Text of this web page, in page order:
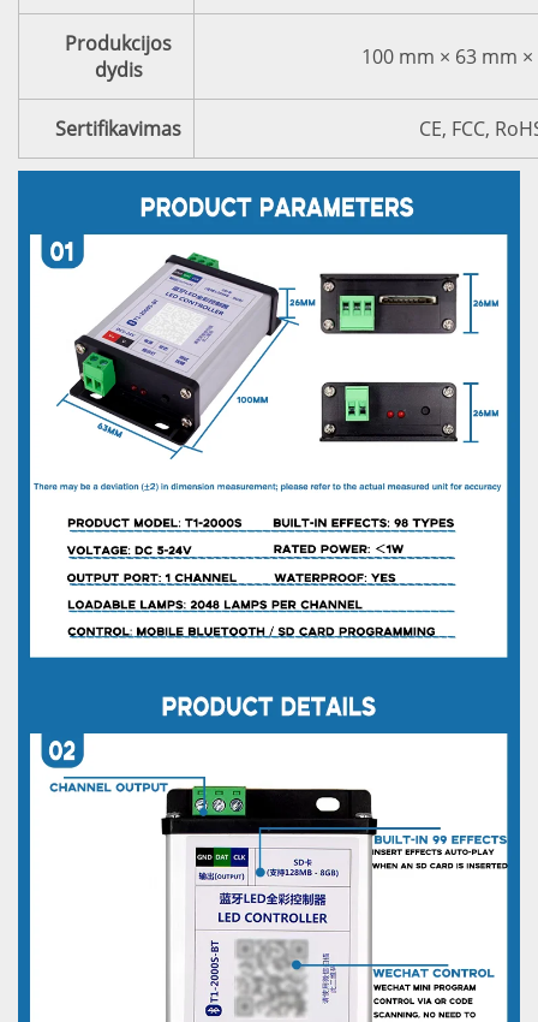
Produkcijos
dydis
100 mm × 63 mm
Sertifikavimas CE, FCC,